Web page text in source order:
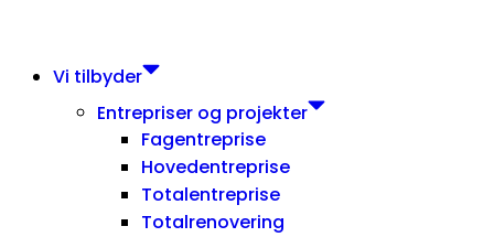
Vi tilbyder
Entrepriser og projekter
Fagentreprise
Hovedentreprise
Totalentreprise
Totalrenovering